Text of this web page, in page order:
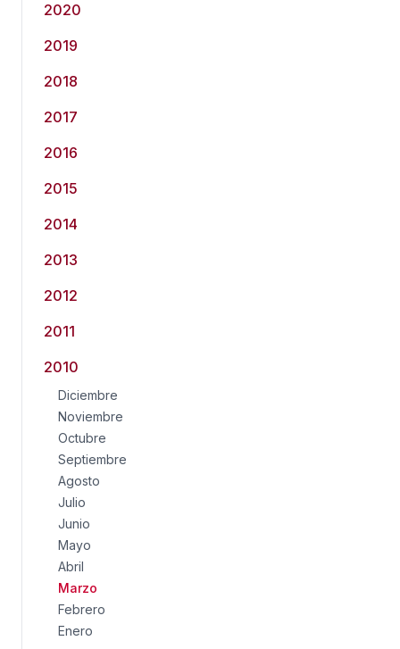
2020
2019
2018
2017
2016
2015
2014
2013
2012
2011
2010
Diciembre
Noviembre
Octubre
Septiembre
Agosto
Julio
Junio
Mayo
Abril
Marzo
Febrero
Enero